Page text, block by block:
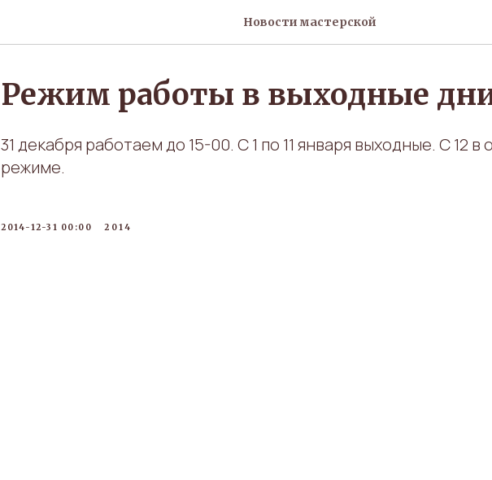
Новости мастерской
Режим работы в выходные
31 декабря работаем до 15-00. С 1 по 11 января выходные. С 12 в
режиме.
2014-12-31 00:00 2014